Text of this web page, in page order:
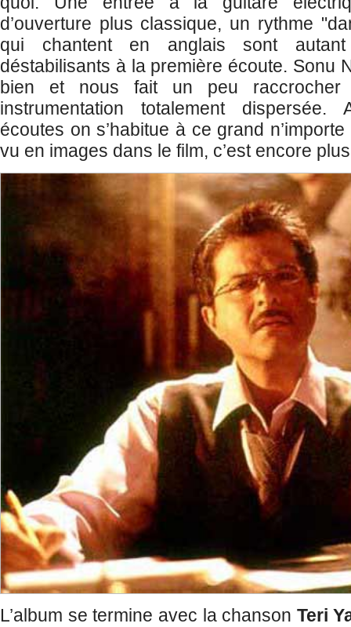
d’ouverture plus classique, un rythme
qui chantent en anglais sont autant
déstabilisants à la première écoute. Sonu
bien et nous fait un peu raccrocher
instrumentation totalement dispersée.
écoutes on s’habitue à ce grand
vu en images dans le film, c’est encore
L’album se termine avec la chanson Teri